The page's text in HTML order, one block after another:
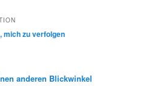
mich zu verfolgen
anderen Blickwinkel